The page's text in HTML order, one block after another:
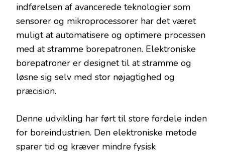
indførelsen af avancerede teknologier som
sensorer og mikroprocessorer har det været
muligt at automatisere og optimere processen
med at stramme borepatronen. Elektroniske
borepatroner er designet til at stramme og
løsne sig selv med stor nøjagtighed og
præcision.
Denne udvikling har ført til store fordele inden
for boreindustrien. Den elektroniske metode
sparer tid og kræver mindre fysisk